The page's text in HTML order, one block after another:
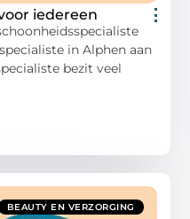
iedereen
in Alphen aan
bezit veel
BEAUTY EN VERZORGING